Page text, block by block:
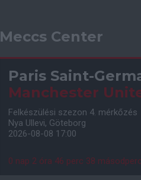
Meccs Center
Paris Saint-
Manchester
Felkészülési szezon 4. mérkőzés
Nya Ullevi, Göteborg
2026-08-08 17:00
0 nap 2 óra 46 perc 37 másodperc